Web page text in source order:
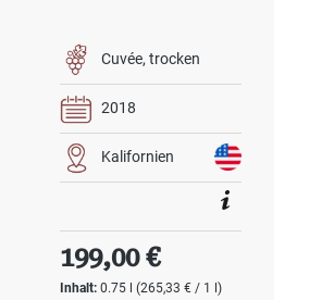
Cuvée trocken
2018
Kalifornien
Inhalt:0.75 l(265,33 € / 1 l)
Regulärer Preis:
199,00 €